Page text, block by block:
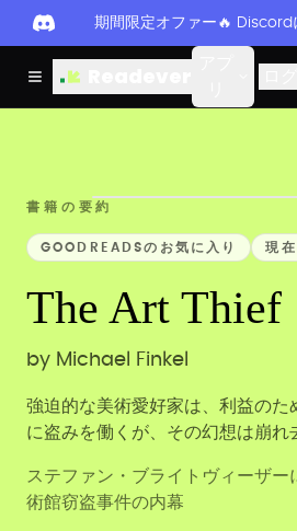
期間限定オファー🔥 Discord
書籍の要約
GOODREADSのお気に入り 現
The Art Thief
by Michael Finkel
強迫的な美術愛好家は、利益のた
に盗みを働くが、その幻想は崩れ
ステファン・ブライトヴィーザー
術館窃盗事件の内幕